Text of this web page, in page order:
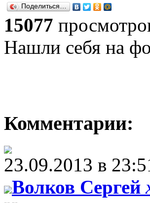
Поделиться…
15077
Нашли себя на
Комментарии:
23.09.2013 в
Волков Сергей